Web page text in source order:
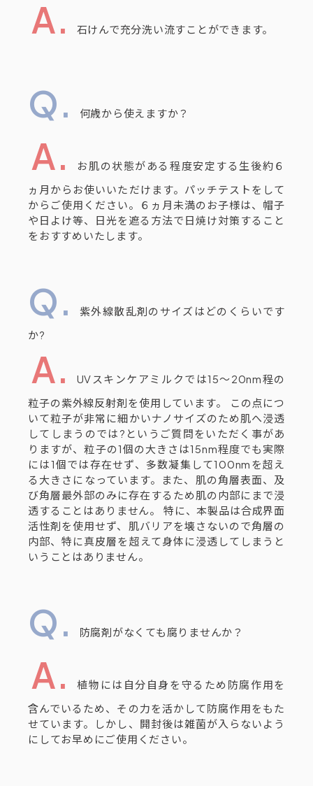
石けんで充分洗い流すことができます。
何歳から使えますか？
お肌の状態がある程度安定する生後約６
ヵ月からお使いいただけます。パッチテストをして
からご使用ください。６ヵ月未満のお子様は、帽子
や日よけ等、日光を遮る方法で日焼け対策すること
をおすすめいたします。
紫外線散乱剤のサイズはどのくらいです
か?
UVスキンケアミルクでは15～20nm程の
粒子の紫外線反射剤を使用しています。 この点につ
いて粒子が非常に細かいナノサイズのため肌へ浸透
してしまうのでは?というご質問をいただく事があ
りますが、粒子の1個の大きさは15nm程度でも実際
には1個では存在せず、多数凝集して100nmを超え
る大きさになっています。また、肌の角層表面、及
び角層最外部のみに存在するため肌の内部にまで浸
透することはありません。 特に、本製品は合成界面
活性剤を使用せず、肌バリアを壊さないので角層の
内部、特に真皮層を超えて身体に浸透してしまうと
いうことはありません。
防腐剤がなくても腐りませんか？
植物には自分自身を守るため防腐作用を
含んでいるため、その力を活かして防腐作用をもた
せています。しかし、開封後は雑菌が入らないよう
にしてお早めにご使用ください。